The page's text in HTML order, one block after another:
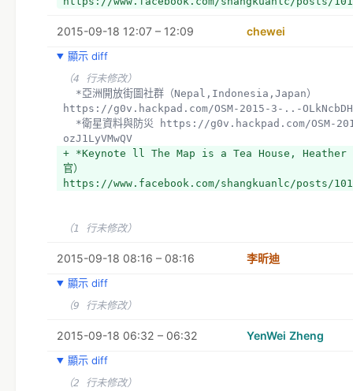
2015-09-18 12:07 – 12:09 chewei
顯示 diff
（4 行未修改）
https://g0v.hackpad.com/OSM-2015-3-..-
ozJ1LyVMwQV
+ *Keynote ll The Map is a Tea House, Heather
官）
https://www.facebook.com/shangkuanlc/posts/
（1 行未修改）
2015-09-18 08:16 – 08:16 李昕迪
顯示 diff
（9 行未修改）
2015-09-18 06:32 – 06:32 YenWei Zheng
顯示 diff
（2 行未修改）